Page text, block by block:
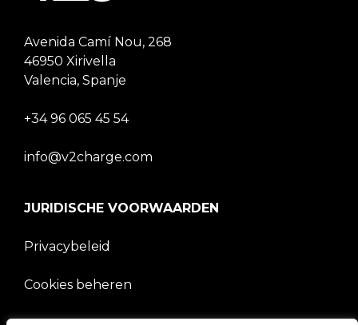
Avenida Camí Nou, 268
46950 Xirivella
Valencia, Spanje
+34 96 065 45 54
info@v2charge.com
JURIDISCHE VOORWAARDEN
Privacybeleid
Cookies beheren